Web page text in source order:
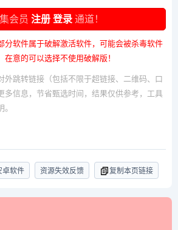
会员 注册 登录 通道！
分软件属于破解激活软件，可能会被杀毒软件
意的可以选择不使用破解版！
外跳转链接（包括不限于超链接、二维码、口
多信息，节省甄选时间，结果仅供参考，工具
卓软件 资源失效反馈 复制本页链接